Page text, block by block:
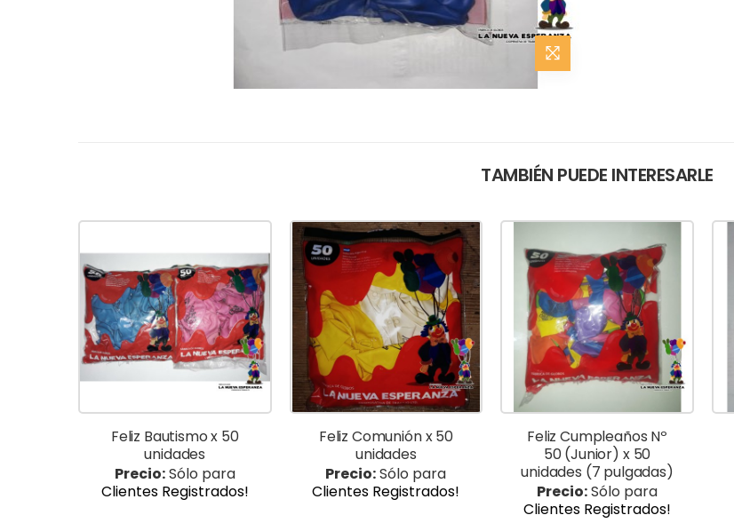
TAMBIÉN PUEDE INTERESARLE
Feliz Bautismo x 50
unidades
Precio:Sólo para
Clientes Registrados!
Feliz Comunión x 50
unidades
Precio:Sólo para
Clientes Registrados!
Feliz Cumpleaños Nº
50 (Junior) x 50
unidades (7 pulgadas)
Precio:Sólo para
Clientes Registrados!